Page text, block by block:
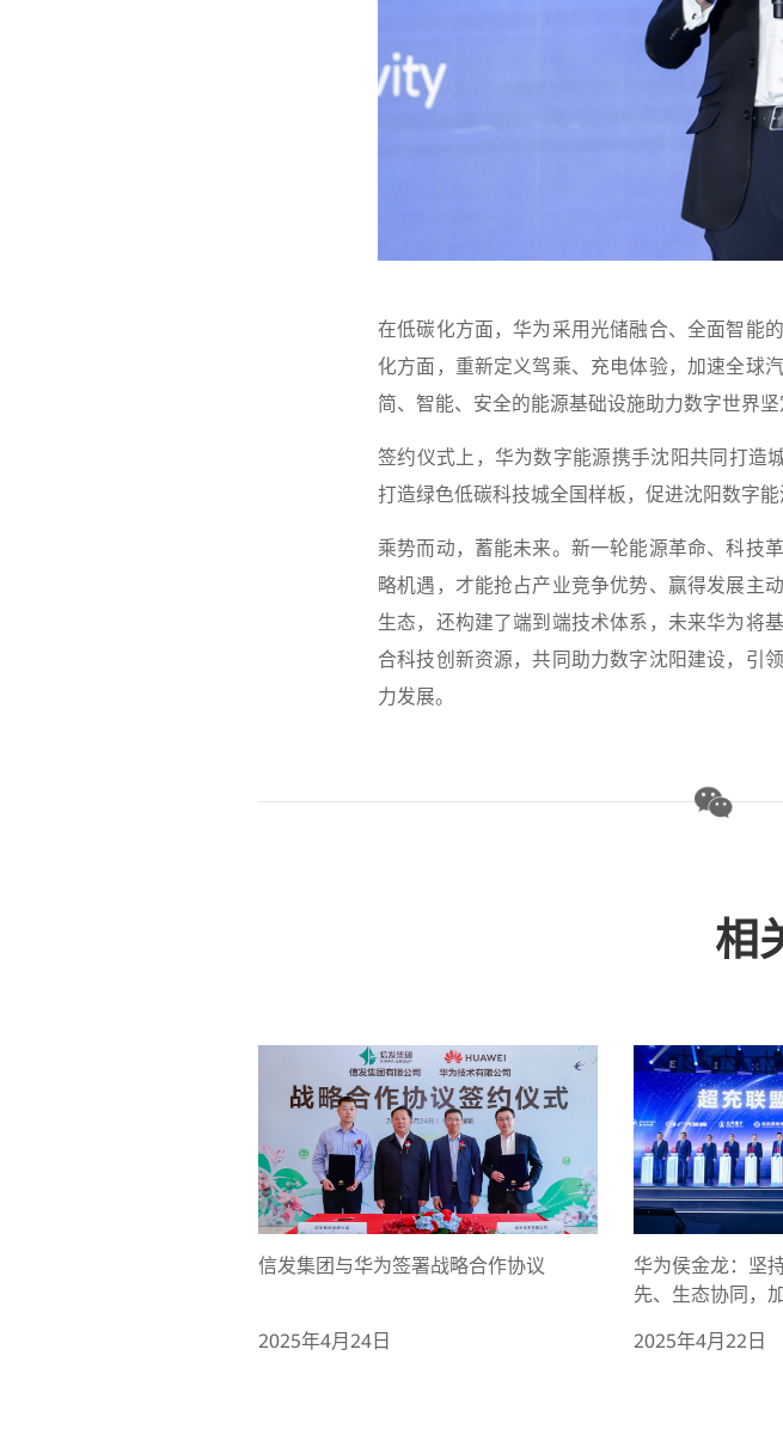
在低碳化方面，华为采用光储融合、全面智能
化方面，重新定义驾乘、充电体验，加速全球
简、智能、安全的能源基础设施助力数字世界坚
签约仪式上，华为数字能源携手沈阳共同打造
打造绿色低碳科技城全国样板，促进沈阳数字能
乘势而动，蓄能未来。新一轮能源革命、科技
略机遇，才能抢占产业竞争优势、赢得发展主
生态，还构建了端到端技术体系，未来华为将
合科技创新资源，共同助力数字沈阳建设，引
力发展。
相
信发集团与华为签署战略合作协议
2025年4月24日
华为侯金龙：坚
先、生态协同，
2025年4月22日